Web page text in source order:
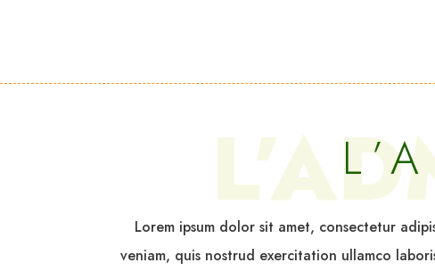
Lorem ipsum dolor sit amet, consectetur
veniam, quis nostrud exercitation ullamco